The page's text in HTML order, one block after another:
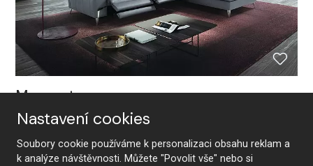
Margaret
Nastavení cookies
Soubory cookie používáme k personalizaci obsahu reklam a
k analýze návštěvnosti. Můžete "Povolit vše" nebo si